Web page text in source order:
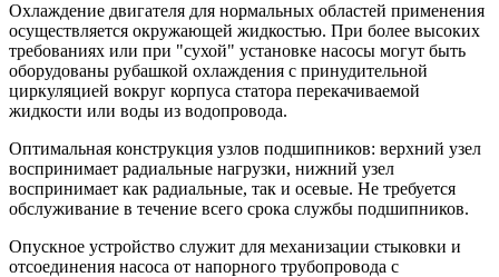
Охлаждение двигателя для нормальных областей применения
осуществляется окружающей жидкостью. При более высоких
требованиях или при "сухой" установке насосы могут быть
оборудованы рубашкой охлаждения с принудительной
циркуляцией вокруг корпуса статора перекачиваемой
жидкости или воды из водопровода.
Оптимальная конструкция узлов подшипников: верхний узел
воспринимает радиальные нагрузки, нижний узел
воспринимает как радиальные, так и осевые. Не требуется
обслуживание в течение всего срока службы подшипников.
Опускное устройство служит для механизации стыковки и
отсоединения насоса от напорного трубопровода с